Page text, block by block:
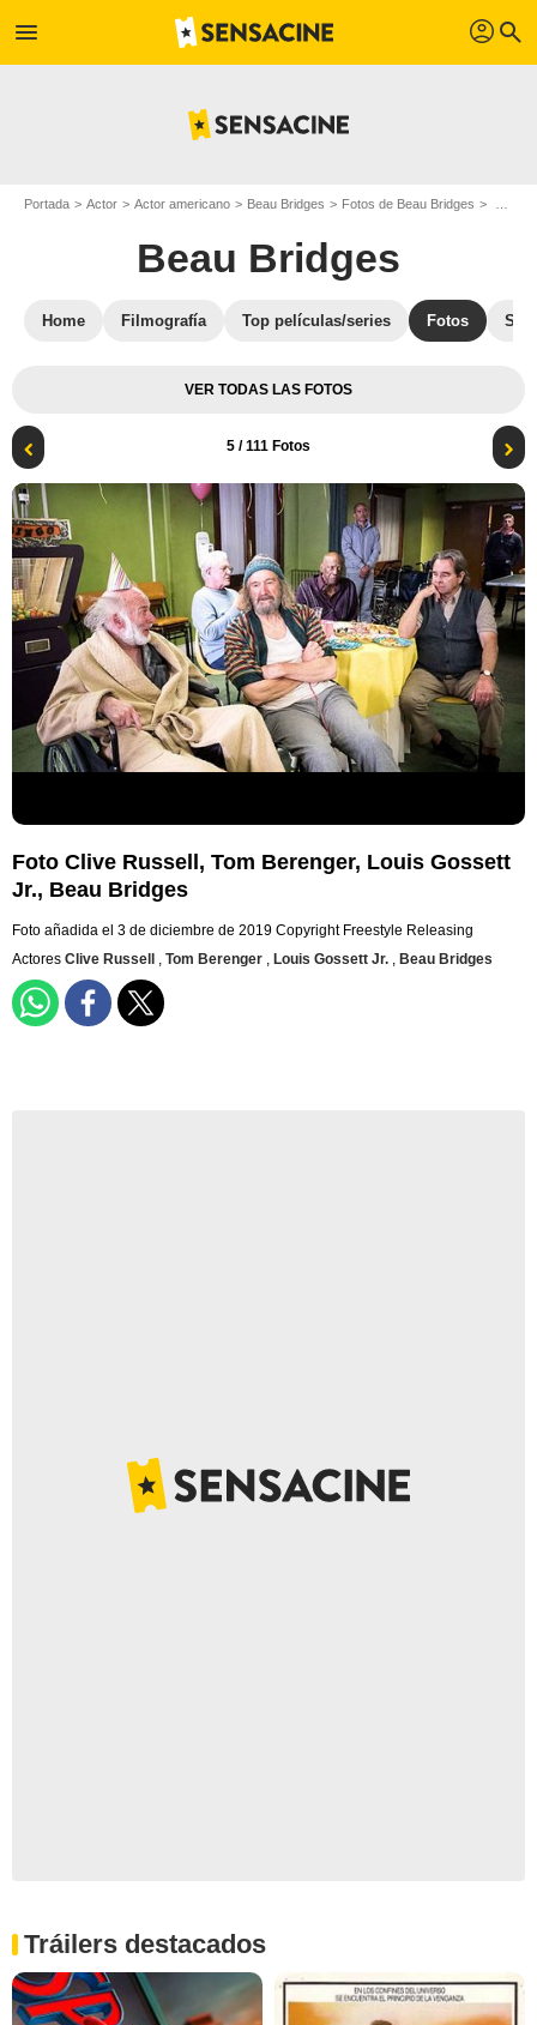
menu profil search
Portada Actor Actor americano Beau Bridges Fotos de Beau Bridges
Beau Bridges
Home Filmografía Top películas/series Fotos
VER TODAS LAS FOTOS
5 / 111 Fotos
Foto Clive Russell, Tom Berenger, Louis Gossett
Jr., Beau Bridges
Foto añadida el 3 de diciembre de 2019 Copyright Freestyle Releasing
Actores Clive Russell , Tom Berenger , Louis Gossett Jr. , Beau Bridges
Tráilers destacados